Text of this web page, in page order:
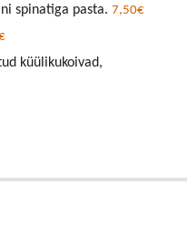
spinatiga pasta. 7,50€
küülikukoivad,